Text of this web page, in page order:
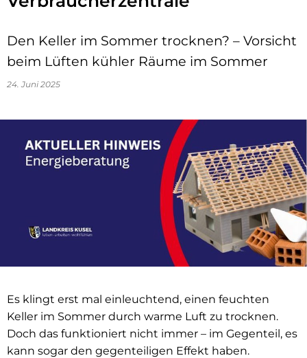
Den Keller im Sommer trocknen? – Vorsicht
beim Lüften kühler Räume im Sommer
24. Juni 2025
Es klingt erst mal einleuchtend, einen feuchten
Keller im Sommer durch warme Luft zu trocknen.
Doch das funktioniert nicht immer – im Gegenteil, es
kann sogar den gegenteiligen Effekt haben.